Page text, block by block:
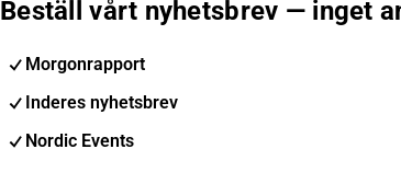
Beställ vårt nyhetsbrev — inget
Morgonrapport
Inderes nyhetsbrev
Nordic Events